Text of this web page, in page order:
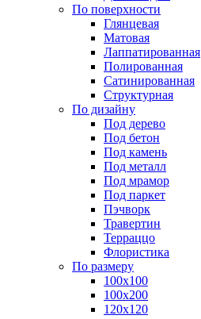
По поверхности
Глянцевая
Матовая
Лаппатированная
Полированная
Сатинированная
Структурная
По дизайну
Под дерево
Под бетон
Под камень
Под металл
Под мрамор
Под паркет
Пэчворк
Травертин
Терраццо
Флористика
По размеру
100х100
100х200
120х120